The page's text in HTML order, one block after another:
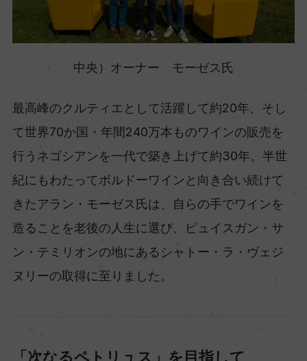
中央）オーナー モーゼス氏
最高峰のクルティエとして活躍して約20年、そし
て世界70か国・年間240万本ものワインの販売を
行うネゴシアンを一代で築き上げて約30年。半世
紀にもわたってボルドーワインと向き合い続けて
きたアラン・モーゼス氏は、自らの手でワインを
造ることを老後の人生に選び、ピュイスガン・サ
ン・テミリオンの地にあるシャトー・ラ・ヴェジ
ヌリーの取得に至りました。
「次なるペトリュス」を目指して